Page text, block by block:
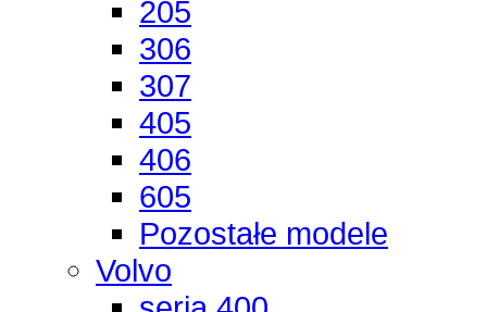
205
306
307
405
406
605
Pozostałe modele
Volvo